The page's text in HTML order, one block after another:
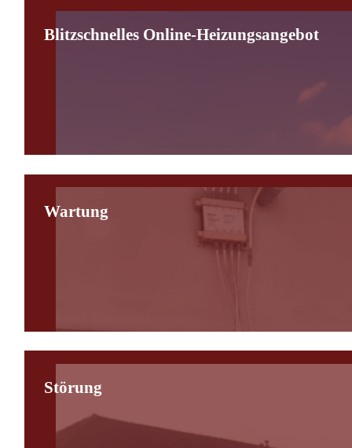
Blitzschnelles Online-Heizungsangebot
Wartung
Störung